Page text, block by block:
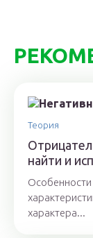
Теория
найти и
характера...